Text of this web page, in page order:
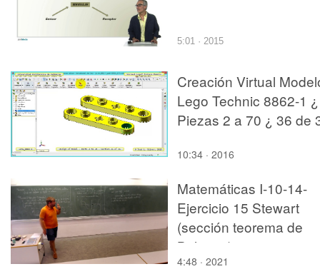
5:01 · 2015
Creación Virtual
Lego Technic 8862-1 ¿
Piezas 2 a 70 ¿ 36 de
10:34 · 2016
Matemáticas I-10-14-
Ejercicio 15 Stewart
(sección teorema de
Bolzano)
4:48 · 2021